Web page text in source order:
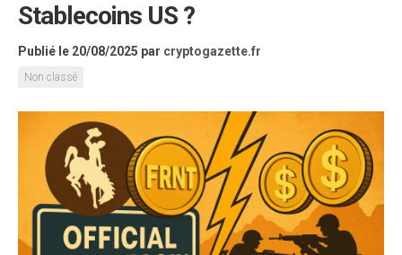
Stablecoins US ?
Publié le 20/08/2025 par cryptogazette.fr
Non classé